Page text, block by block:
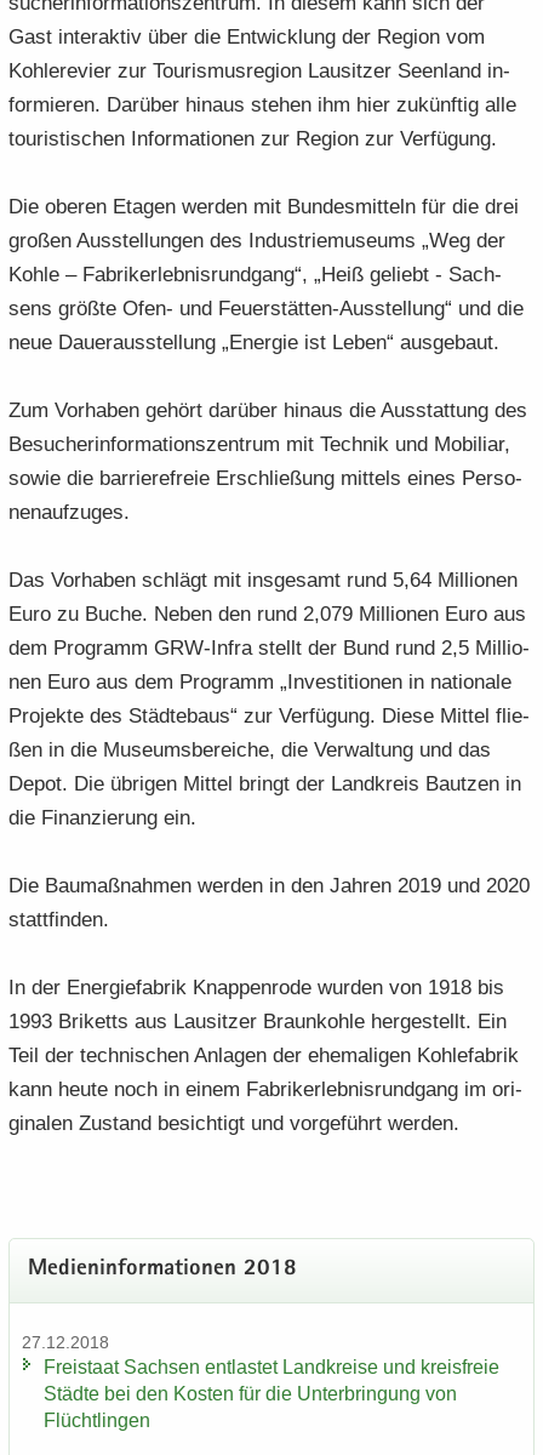
Gast in­ter­ak­tiv über die Ent­wick­lung der Re­gi­on vom
Koh­le­re­vier zur Tou­ris­mus­re­gi­on Lau­sit­zer Se­en­land in­
for­mie­ren. Dar­über hin­aus ste­hen ihm hier zu­künf­tig alle
tou­ris­ti­schen In­for­ma­tio­nen zur Re­gi­on zur Ver­fü­gung.
Die obe­ren Eta­gen wer­den mit Bun­des­mit­teln für die drei
gro­ßen Aus­stel­lun­gen des In­dus­trie­mu­se­ums „Weg der
Kohle – Fa­brik­erleb­nis­rund­gang“, „Heiß ge­liebt - Sach­
sens größ­te Ofen- und Feuerstätten-​Ausstellung“ und die
neue Dau­er­aus­stel­lung „En­er­gie ist Leben“ aus­ge­baut.
Zum Vor­ha­ben ge­hört dar­über hin­aus die Aus­stat­tung des
Be­su­cher­infor­ma­ti­ons­zen­trum mit Tech­nik und Mo­bi­li­ar,
sowie die bar­rie­re­freie Er­schlie­ßung mit­tels eines Per­so­
nen­auf­zu­ges.
Das Vor­ha­ben schlägt mit ins­ge­samt rund 5,64 Mil­lio­nen
Euro zu Buche. Neben den rund 2,079 Mil­lio­nen Euro aus
dem Pro­gramm GRW-​Infra stellt der Bund rund 2,5 Mil­lio­
nen Euro aus dem Pro­gramm „In­ves­ti­tio­nen in na­tio­na­le
Pro­jek­te des Städ­te­baus“ zur Ver­fü­gung. Diese Mit­tel flie­
ßen in die Mu­se­ums­be­rei­che, die Ver­wal­tung und das
Depot. Die üb­ri­gen Mit­tel bringt der Land­kreis Baut­zen in
die Fi­nan­zie­rung ein.
Die Bau­maß­nah­men wer­den in den Jah­ren 2019 und 2020
statt­fin­den.
In der En­er­gie­fa­brik Knap­pen­ro­de wur­den von 1918 bis
1993 Bri­ketts aus Lau­sit­zer Braun­koh­le her­ge­stellt. Ein
Teil der tech­ni­schen An­la­gen der ehe­ma­li­gen Koh­le­fa­brik
kann heute noch in einem Fa­brik­erleb­nis­rund­gang im ori­
gi­na­len Zu­stand be­sich­tigt und vor­ge­führt wer­den.
Me­di­en­in­for­ma­tio­nen 2018
27.12.2018
Frei­staat Sach­sen ent­las­tet Land­krei­se und kreis­freie
Städ­te bei den Kos­ten für die Un­ter­brin­gung von
Flücht­lin­gen